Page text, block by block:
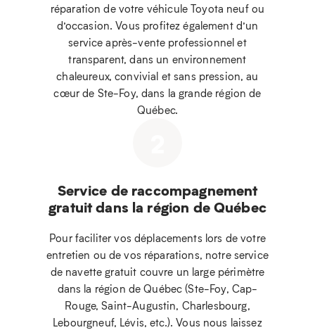
réparation de votre véhicule Toyota neuf ou
d’occasion. Vous profitez également d’un
service après-vente professionnel et
transparent, dans un environnement
chaleureux, convivial et sans pression, au
cœur de Ste-Foy, dans la grande région de
Québec.
Service de raccompagnement
gratuit dans la région de Québec
Pour faciliter vos déplacements lors de votre
entretien ou de vos réparations, notre service
de navette gratuit couvre un large périmètre
dans la région de Québec (Ste-Foy, Cap-
Rouge, Saint-Augustin, Charlesbourg,
Lebourgneuf, Lévis, etc.). Vous nous laissez